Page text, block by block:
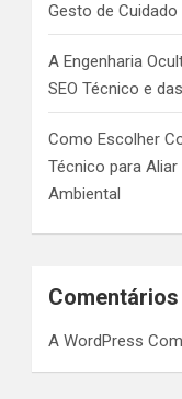
Gesto de Cuidado
A Engenharia
SEO Técnico e
Como Escolher
Técnico para
Ambiental
Comentários
A WordPress